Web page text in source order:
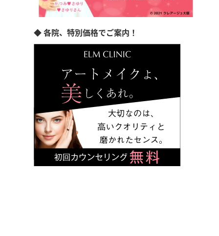
◆ 各院、特別価格でご案内！